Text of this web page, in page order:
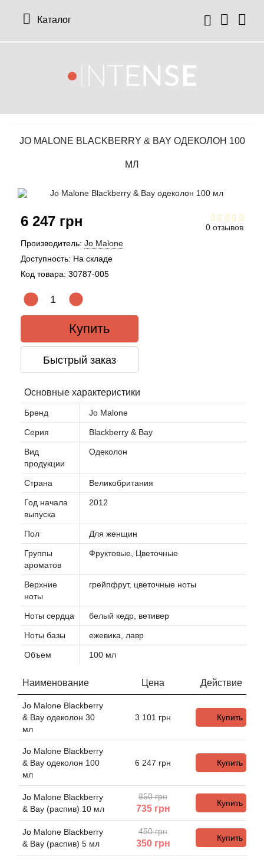
Каталог
JO MALONE BLACKBERRY & BAY ОДЕКОЛОН 100
МЛ
0 отзывов
6 247 грн
Производитель: Jo Malone
Доступность: На складе
Код товара: 30787-005
Купить
Быстрый заказ
Основные характеристики
Бренд Jo Malone
Серия Blackberry & Bay
Вид
продукции
Одеколон
Страна Великобритания
Год начала
выпуска
2012
Пол Для женщин
Группы
ароматов
Фруктовые, Цветочные
Верхние
ноты
грейпфрут, цветочные ноты
Ноты сердца белый кедр, ветивер
Ноты базы ежевика, лавр
Объем 100 мл
Наименование Цена Действие
Jo Malone Blackberry
& Bay одеколон 30
мл
3 101 грн Купить
Jo Malone Blackberry
& Bay одеколон 100
мл
6 247 грн Купить
Jo Malone Blackberry
& Bay (распив) 10 мл
850 грн
735 грн
Купить
Jo Malone Blackberry
& Bay (распив) 5 мл
450 грн
350 грн
Купить
12 Parfumeurs Francais
19-69
27 87 Perfumes
Absolument Parfumeur
Acca Kappa
Acqua di Parma
Acqua di Sardegna
Adidas
Aerin Lauder
Affinessence
Afnan
Agatha Ruiz de la Prada
Agent Provocateur
Agonist
Aigner
Aj Arabia (Widian)
Ajmal
Al Jazeera
Alaia Paris
Alexander McQueen
Alexandre Barthet
Alexandre J
Alfred Dunhill
Отзывы
Доставка
Статьи
История заказов
Рассылка новостей